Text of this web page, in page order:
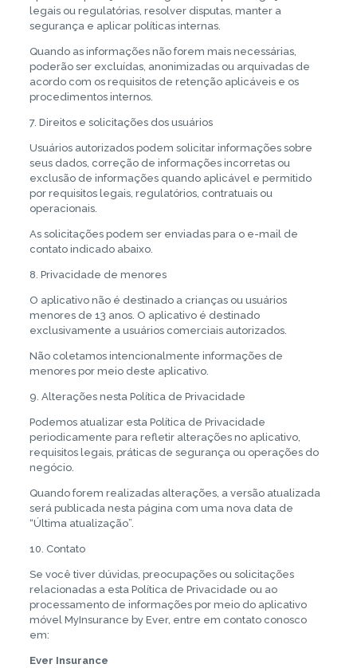
legais ou regulatórias, resolver disputas, manter a
segurança e aplicar políticas internas.
Quando as informações não forem mais necessárias,
poderão ser excluídas, anonimizadas ou arquivadas de
acordo com os requisitos de retenção aplicáveis e os
procedimentos internos.
7. Direitos e solicitações dos usuários
Usuários autorizados podem solicitar informações sobre
seus dados, correção de informações incorretas ou
exclusão de informações quando aplicável e permitido
por requisitos legais, regulatórios, contratuais ou
operacionais.
As solicitações podem ser enviadas para o e-mail de
contato indicado abaixo.
8. Privacidade de menores
O aplicativo não é destinado a crianças ou usuários
menores de 13 anos. O aplicativo é destinado
exclusivamente a usuários comerciais autorizados.
Não coletamos intencionalmente informações de
menores por meio deste aplicativo.
9. Alterações nesta Política de Privacidade
Podemos atualizar esta Política de Privacidade
periodicamente para refletir alterações no aplicativo,
requisitos legais, práticas de segurança ou operações do
negócio.
Quando forem realizadas alterações, a versão atualizada
será publicada nesta página com uma nova data de
“Última atualização”.
10. Contato
Se você tiver dúvidas, preocupações ou solicitações
relacionadas a esta Política de Privacidade ou ao
processamento de informações por meio do aplicativo
móvel MyInsurance by Ever, entre em contato conosco
em:
Ever Insurance